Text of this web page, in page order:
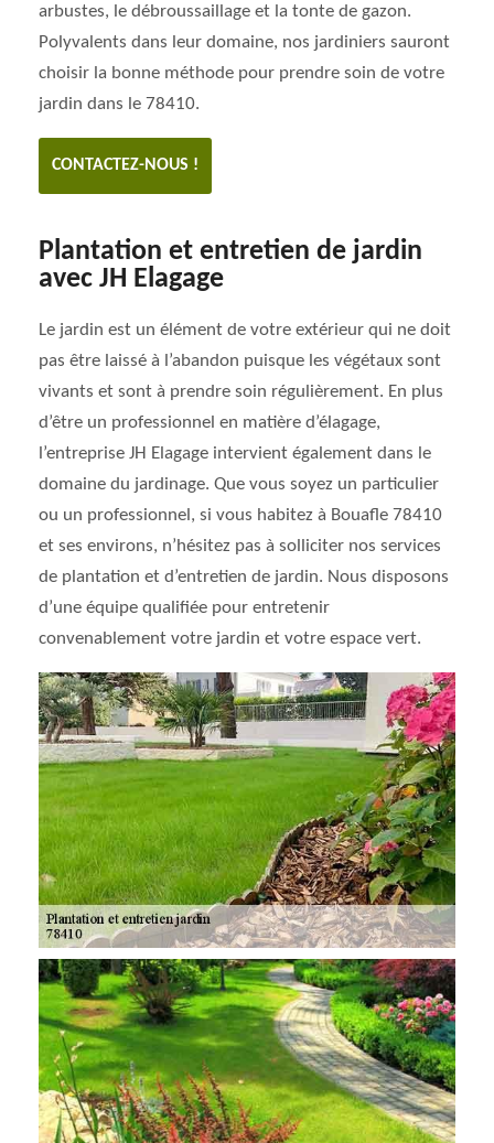
arbustes, le débroussaillage et la tonte de gazon.
Polyvalents dans leur domaine, nos jardiniers sauront
choisir la bonne méthode pour prendre soin de votre
jardin dans le 78410.
CONTACTEZ-NOUS !
Plantation et entretien de jardin
avec JH Elagage
Le jardin est un élément de votre extérieur qui ne doit
pas être laissé à l’abandon puisque les végétaux sont
vivants et sont à prendre soin régulièrement. En plus
d’être un professionnel en matière d’élagage,
l’entreprise JH Elagage intervient également dans le
domaine du jardinage. Que vous soyez un particulier
ou un professionnel, si vous habitez à Bouafle 78410
et ses environs, n’hésitez pas à solliciter nos services
de plantation et d’entretien de jardin. Nous disposons
d’une équipe qualifiée pour entretenir
convenablement votre jardin et votre espace vert.